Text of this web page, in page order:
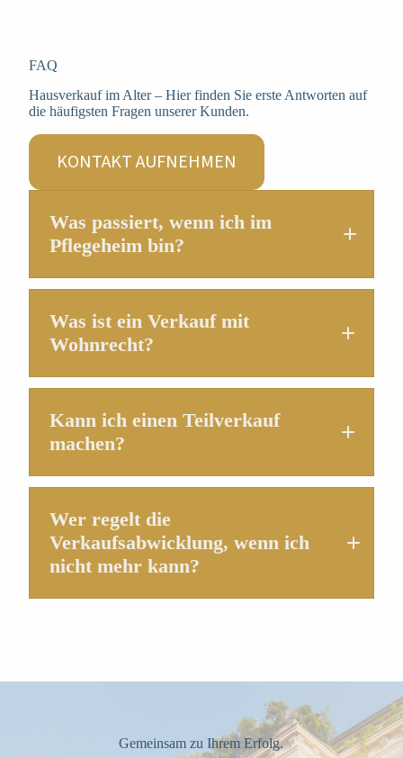
FAQ
Hausverkauf im Alter – Hier finden Sie erste Antworten auf
die häufigsten Fragen unserer Kunden.
KONTAKT AUFNEHMEN
Was passiert, wenn ich im
Pflegeheim bin?
Was ist ein Verkauf mit
Wohnrecht?
Kann ich einen Teilverkauf
machen?
Wer regelt die
Verkaufsabwicklung, wenn ich
nicht mehr kann?
Gemeinsam zu Ihrem Erfolg.